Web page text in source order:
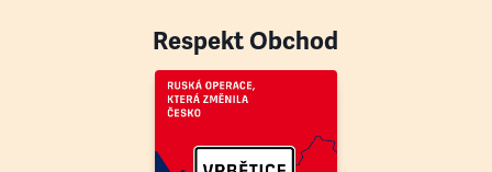
Respekt Obchod